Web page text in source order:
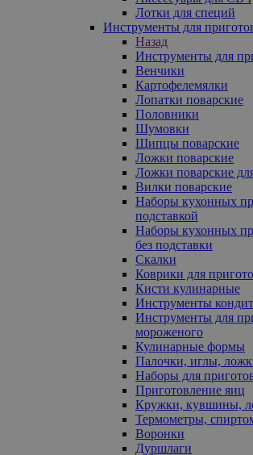
Лотки для специй
Инструменты для
Назад
Инструменты для
Венчики
Картофелемялки
Лопатки поварские
Половники
Шумовки
Щипцы поварские
Ложки поварские
Ложки поварские
Вилки поварские
Наборы кухонных
подставкой
Наборы кухонных
без подставки
Скалки
Коврики для
Кисти кулинарные
Инструменты
Инструменты для
мороженого
Кулинарные формы
Палочки, иглы,
Наборы для
Приготовление яиц
Кружки, кувшины,
Термометры,
Воронки
Дуршлаги